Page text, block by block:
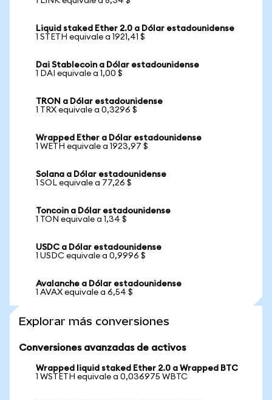
Liquid staked Ether 2.0 a Dólar estadounidense
1 STETH equivale a 1921,41 $
Dai Stablecoin a Dólar estadounidense
1 DAI equivale a 1,00 $
TRON a Dólar estadounidense
1 TRX equivale a 0,3296 $
Wrapped Ether a Dólar estadounidense
1 WETH equivale a 1923,97 $
Solana a Dólar estadounidense
1 SOL equivale a 77,26 $
Toncoin a Dólar estadounidense
1 TON equivale a 1,34 $
USDC a Dólar estadounidense
1 USDC equivale a 0,9996 $
Avalanche a Dólar estadounidense
1 AVAX equivale a 6,54 $
Explorar más conversiones
Conversiones avanzadas de activos
Wrapped liquid staked Ether 2.0 a Wrapped BTC
1 WSTETH equivale a 0,036975 WBTC